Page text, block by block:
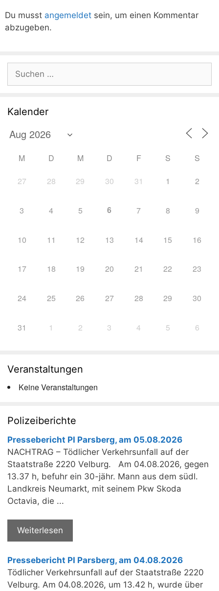
Du musst angemeldet sein, um einen Kommentar
abzugeben.
nach:
Kalender
M D M D F S S
27 28 29 30 31 1 2
3 4 5 6 7 8 9
10 11 12 13 14 15 16
17 18 19 20 21 22 23
24 25 26 27 28 29 30
31 1 2 3 4 5 6
Veranstaltungen
Keine Veranstaltungen
Polizeiberichte
Pressebericht PI Parsberg, am 05.08.2026
NACHTRAG – Tödlicher Verkehrsunfall auf der
Staatstraße 2220 Velburg. Am 04.08.2026, gegen
13.37 h, befuhr ein 30-jähr. Mann aus dem südl.
Landkreis Neumarkt, mit seinem Pkw Skoda
Octavia, die ...
Weiterlesen
Pressebericht PI Parsberg, am 04.08.2026
Tödlicher Verkehrsunfall auf der Staatstraße 2220
Velburg. Am 04.08.2026, um 13.42 h, wurde über